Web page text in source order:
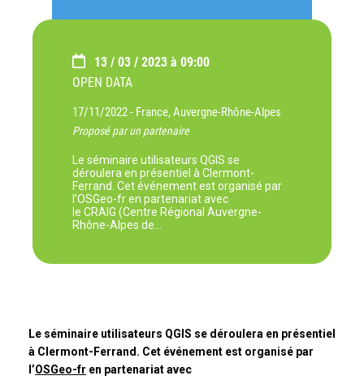
13 / 03 / 2023 à 09:00
OPEN DATA
17/11/2022 - France, Auvergne-Rhône-Alpes
Proposé par un partenaire
Le séminaire utilisateurs QGIS se
déroulera en présentiel à Clermont-
Ferrand. Cet événement est organisé par
l’OSGeo-fr en partenariat avec
le CRAIG (Centre Régional Auvergne-
Rhône-Alpes de…
Le séminaire utilisateurs QGIS se déroulera en présentiel
à Clermont-Ferrand. Cet événement est organisé par
l’OSGeo-fr en partenariat avec